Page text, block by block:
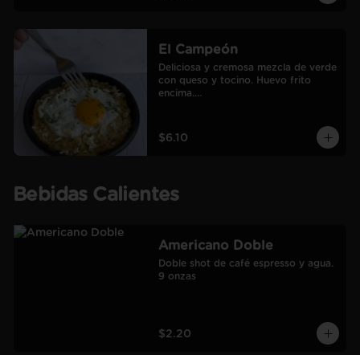
El Campeón
Deliciosa y cremosa mezcla de verde
con queso y tocino. Huevo frito
encima.
$6.10
Bebidas Calientes
Americano Doble
Doble shot de café espresso y agua.
9 onzas
$2.20